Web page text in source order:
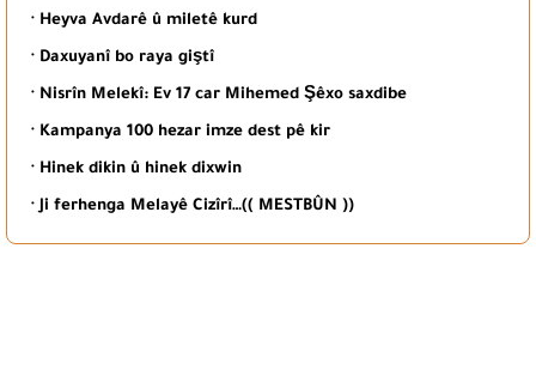
· Heyva Avdarê û miletê kurd
· Daxuyanî bo raya giştî
· Nisrîn Melekî: Ev 17 car Mihemed Şêxo saxdibe
· Kampanya 100 hezar imze dest pê kir
· Hinek dikin û hinek dixwin
· Ji ferhenga Melayê Cizîrî…(( MESTBÛN ))